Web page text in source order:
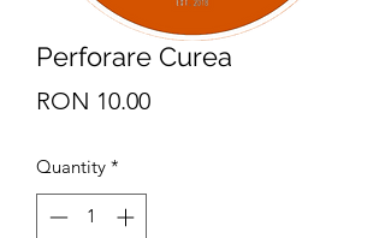
Perforare Curea
RON 10.00Price
Quantity *